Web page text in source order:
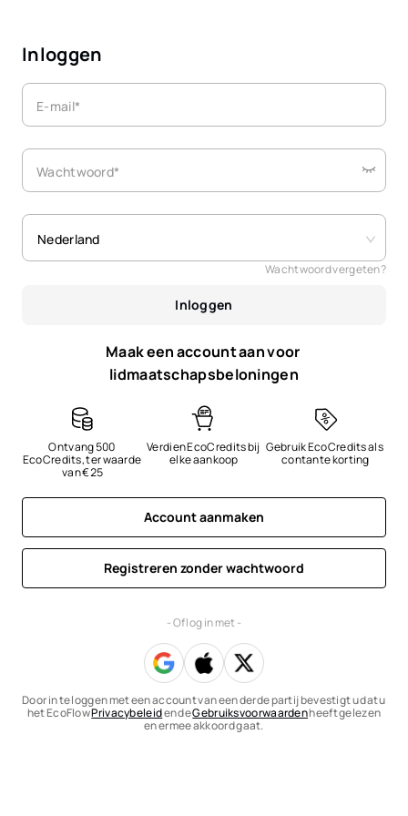
Inloggen
E-mail*
Wachtwoord*
Nederland
Wachtwoord vergeten?
Inloggen
Maak een account aan voor
lidmaatschapsbeloningen
Ontvang 500
EcoCredits, ter waarde
van €25
Verdien EcoCredits bij
elke aankoop
Gebruik EcoCredits als
contante korting
Account aanmaken
Registreren zonder wachtwoord
- Of log in met -
Door in te loggen met een account van een derde partij bevestigt u dat u
het EcoFlowPrivacybeleiden deGebruiksvoorwaardenheeft gelezen
en ermee akkoord gaat.